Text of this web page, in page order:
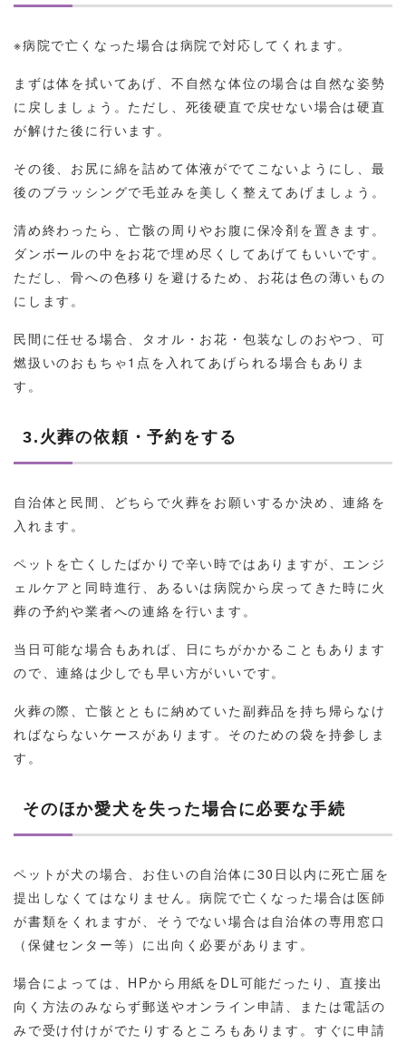
※病院で亡くなった場合は病院で対応してくれます。
まずは体を拭いてあげ、不自然な体位の場合は自然な姿勢
に戻しましょう。ただし、死後硬直で戻せない場合は硬直
が解けた後に行います。
その後、お尻に綿を詰めて体液がでてこないようにし、最
後のブラッシングで毛並みを美しく整えてあげましょう。
清め終わったら、亡骸の周りやお腹に保冷剤を置きます。
ダンボールの中をお花で埋め尽くしてあげてもいいです。
ただし、骨への色移りを避けるため、お花は色の薄いもの
にします。
民間に任せる場合、タオル・お花・包装なしのおやつ、可
燃扱いのおもちゃ1点を入れてあげられる場合もありま
す。
3.火葬の依頼・予約をする
自治体と民間、どちらで火葬をお願いするか決め、連絡を
入れます。
ペットを亡くしたばかりで辛い時ではありますが、エンジ
ェルケアと同時進行、あるいは病院から戻ってきた時に火
葬の予約や業者への連絡を行います。
当日可能な場合もあれば、日にちがかかることもあります
ので、連絡は少しでも早い方がいいです。
火葬の際、亡骸とともに納めていた副葬品を持ち帰らなけ
ればならないケースがあります。そのための袋を持参しま
す。
そのほか愛犬を失った場合に必要な手続
ペットが犬の場合、お住いの自治体に30日以内に死亡届を
提出しなくてはなりません。病院で亡くなった場合は医師
が書類をくれますが、そうでない場合は自治体の専用窓口
（保健センター等）に出向く必要があります。
場合によっては、HPから用紙をDL可能だったり、直接出
向く方法のみならず郵送やオンライン申請、または電話の
みで受け付けがでたりするところもあります。すぐに申請